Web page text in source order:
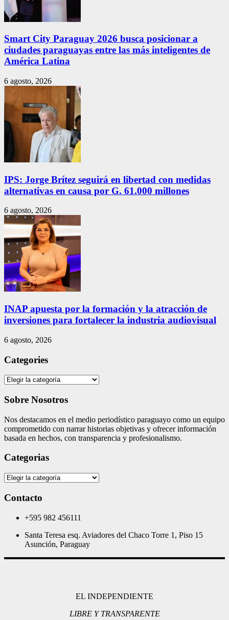
Smart City Paraguay 2026 busca posicionar a
ciudades paraguayas entre las más inteligentes de
América Latina
6 agosto, 2026
IPS: Jorge Brítez seguirá en libertad con medidas
alternativas en causa por G. 61.000 millones
6 agosto, 2026
INAP apuesta por la formación y la atracción de
inversiones para fortalecer la industria audiovisual
6 agosto, 2026
Categories
Categories
Sobre Nosotros
Nos destacamos en el medio periodístico paraguayo como un equipo
comprometido con narrar historias objetivas y ofrecer información
basada en hechos, con transparencia y profesionalismo.
Categorias
Categorias
Contacto
+595 982 456111
Santa Teresa esq. Aviadores del Chaco Torre 1, Piso 15
Asunción, Paraguay
EL INDEPENDIENTE
LIBRE Y TRANSPARENTE